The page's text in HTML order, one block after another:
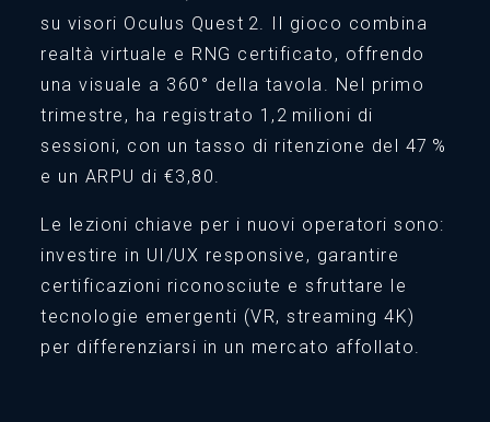
su visori Oculus Quest 2. Il gioco combina
realtà virtuale e RNG certificato, offrendo
una visuale a 360° della tavola. Nel primo
trimestre, ha registrato 1,2 milioni di
sessioni, con un tasso di ritenzione del 47 %
e un ARPU di €3,80.
Le lezioni chiave per i nuovi operatori sono:
investire in UI/UX responsive, garantire
certificazioni riconosciute e sfruttare le
tecnologie emergenti (VR, streaming 4K)
per differenziarsi in un mercato affollato.